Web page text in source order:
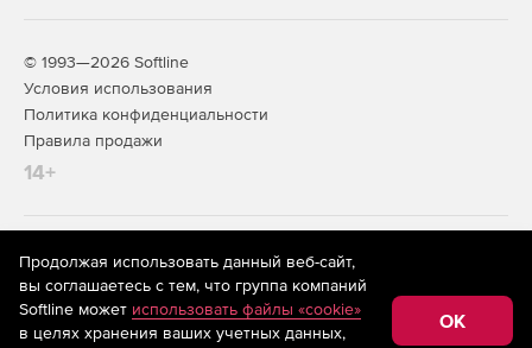
© 1993—2026 Softline
Условия использования
Политика конфиденциальности
Правила продажи
14+
На информационном ресурсе store.softline.ru применяются
рекомендательные технологии
(информационные технологии
предоставления информации на основе сбора,
систематизации и анализа сведений, относящихся к
предпочтениям пользователей сети «Интернет»,
Продолжая использовать данный веб-сайт,
вы соглашаетесь с тем, что группа компаний
Softline может использовать файлы «cookie»
в целях хранения ваших учетных данных,
OK